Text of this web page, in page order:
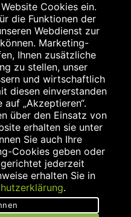
der Vorrat reicht. Für Druck-
die Packungsbeilage und fragen
Apothekenerstattungspreis
der Hersteller. Der
gebrachter Preis für rezeptfreie
für Apotheken verbindlichen
Fällen (z.B. bei Kindern
Krankenversicherung
im Falle einer
Krankenkassen, vor Abzug eines
1 SGB V.
(UVP).
Cookies ein.
die Funktionen der
Webdienst zur
Marketing-
Ihnen zusätzliche
zu stellen, unser
und wirtschaftlich
diesen einverstanden
„Akzeptieren“.
über den Einsatz von
erhalten sie unter
Sie auch Ihre
Cookies geben oder
jederzeit
erhalten Sie in
.